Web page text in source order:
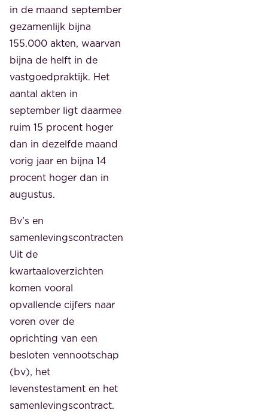
in de maand september
gezamenlijk bijna
155.000 akten, waarvan
bijna de helft in de
vastgoedpraktijk. Het
aantal akten in
september ligt daarmee
ruim 15 procent hoger
dan in dezelfde maand
vorig jaar en bijna 14
procent hoger dan in
augustus.
Bv’s en
samenlevingscontracten
Uit de
kwartaaloverzichten
komen vooral
opvallende cijfers naar
voren over de
oprichting van een
besloten vennootschap
(bv), het
levenstestament en het
samenlevingscontract.